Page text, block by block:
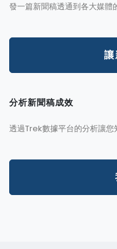
發一篇新聞稿透通到各大媒體
分析新聞稿成效
透過Trek數據平台的分析讓您